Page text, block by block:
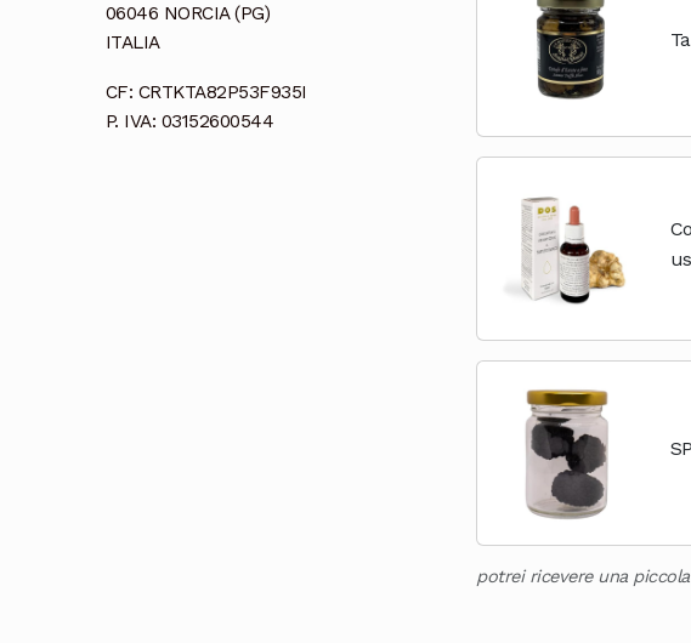
potrei ricevere una
06046 NORCIA (PG)
ITALIA
CF: CRTKTA82P53F935I
P. IVA: 03152600544